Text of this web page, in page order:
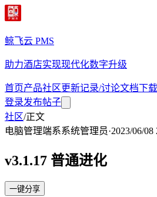
鲸飞云 PMS
助力酒店实现现代化数字升级
首页产品社区更新记录/讨论文档下载
登录发布帖子
社区/正文
电脑管理端系系统管理员·2023/06/08
v3.1.17 普通进化
一键分享